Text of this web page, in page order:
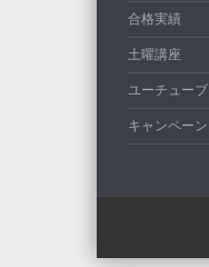
合格実績
土曜講座
ユーチューブ
キャンペーン